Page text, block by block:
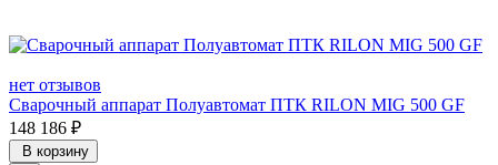
нет отзывов
Сварочный аппарат Полуавтомат ПТК RILON MIG 500 GF
148 186 ₽
В корзину